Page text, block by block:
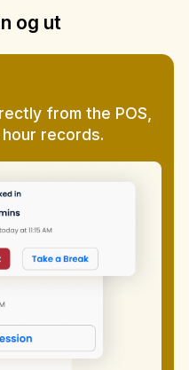
og ut
from the POS,
records.